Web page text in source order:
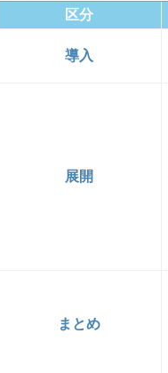
区分
導入
展開
まとめ